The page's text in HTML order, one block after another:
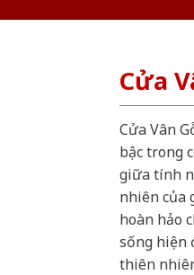
Cửa
Cửa Vân
bậc trong
giữa tính
nhiên của
hoàn hảo
sống hiện
thiên